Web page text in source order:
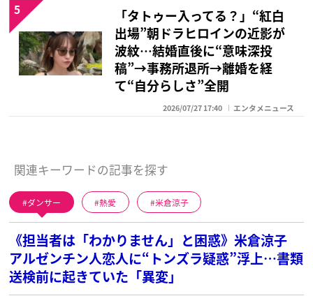
「タトゥー入ってる？」“紅白
出場”朝ドラヒロインの近影が
波紋…結婚直後に“意味深投
稿”→事務所退所→離婚を経
て“自分らしさ”全開
2026/07/27 17:40 エンタメニュース
5
関連キーワードの記事を探す
ダンサー 熱愛 米倉涼子
《担当者は「わかりません」と困惑》米倉涼子
アルゼンチン人恋人に“トンズラ疑惑”浮上…書類
送検前に起きていた「異変」